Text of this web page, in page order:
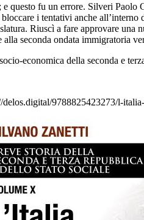
questo fu un errore. Silveri
i tentativi anche
Riuscì a fare approvare
seconda ondata immigratoria
economica della seconda e
delos.digital/9788825423273/l-